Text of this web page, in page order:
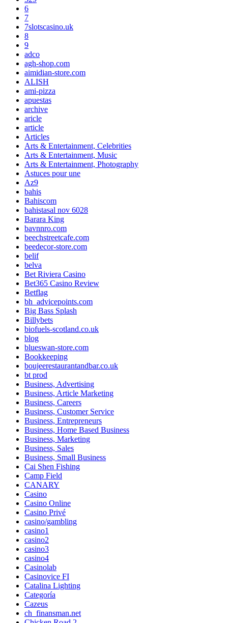
6
7
7slotscasino.uk
8
9
adco
agh-shop.com
aimidian-store.com
ALISH
ami-pizza
apuestas
archive
aricle
article
Articles
Arts & Entertainment, Celebrities
Arts & Entertainment, Music
Arts & Entertainment, Photography
Astuces pour une
Az9
bahis
Bahiscom
bahistasal nov 6028
Barara King
bavnnro.com
beechstreetcafe.com
beedecor-store.com
belif
belva
Bet Riviera Casino
Bet365 Casino Review
Betflag
bh_advicepoints.com
Big Bass Splash
Billybets
biofuels-scotland.co.uk
blog
blueswan-store.com
Bookkeeping
boujeerestaurantandbar.co.uk
bt prod
Business, Advertising
Business, Article Marketing
Business, Careers
Business, Customer Service
Business, Entrepreneurs
Business, Home Based Business
Business, Marketing
Business, Sales
Business, Small Business
Cai Shen Fishing
Camp Field
CANARY
Casino
Casino Online
Casino Privé
casino/gambling
casino1
casino2
casino3
casino4
Casinolab
Casinovice FI
Catalina Lighting
Categoría
Cazeus
ch_finansman.net